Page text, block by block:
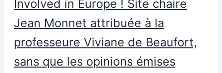
Involved in Europe ! Site chaire
Jean Monnet attribuée à la
professeure Viviane de Beaufort,
sans que les opinions émises